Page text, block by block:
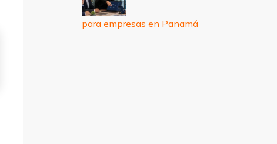
para empresas en Panamá